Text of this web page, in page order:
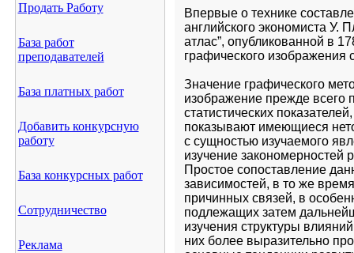
Продать Работу
База работ
преподавателей
База платных работ
Добавить конкурсную
работу
База конкурсных работ
Сотрудничество
Реклама
Впервые о технике
английского экономиста У.
атлас”, опубликованной в
графического изображения
Значение графического
изображение прежде всего
статистических
показывают имеющиеся
с сущностью изучаемого
изучение закономерностей
Простое сопоставление
зависимостей, в то же
причинных связей, в
подлежащих затем
изучения структуры
них более выразительно